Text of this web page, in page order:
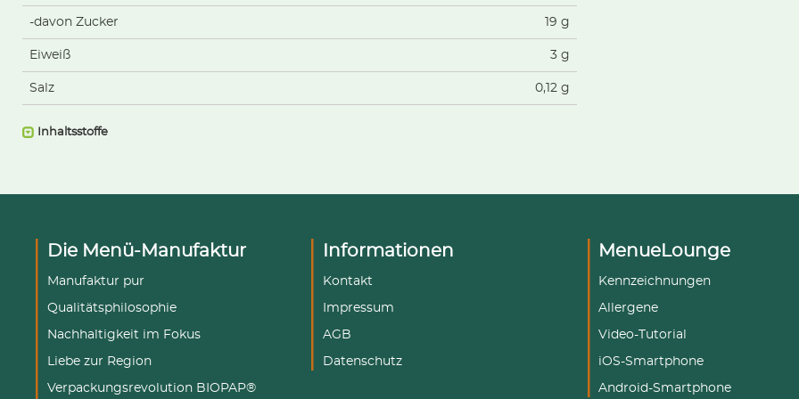
-davon Zucker 19 g
Eiweiß 3 g
Salz 0,12 g
Inhaltsstoffe
Die Menü-Manufaktur
Manufaktur pur
Qualitätsphilosophie
Nachhaltigkeit im Fokus
Liebe zur Region
Verpackungsrevolution BIOPAP®
Informationen
Kontakt
Impressum
AGB
Datenschutz
MenueLounge
Kennzeichnungen
Allergene
Video-Tutorial
iOS-Smartphone
Android-Smartphone